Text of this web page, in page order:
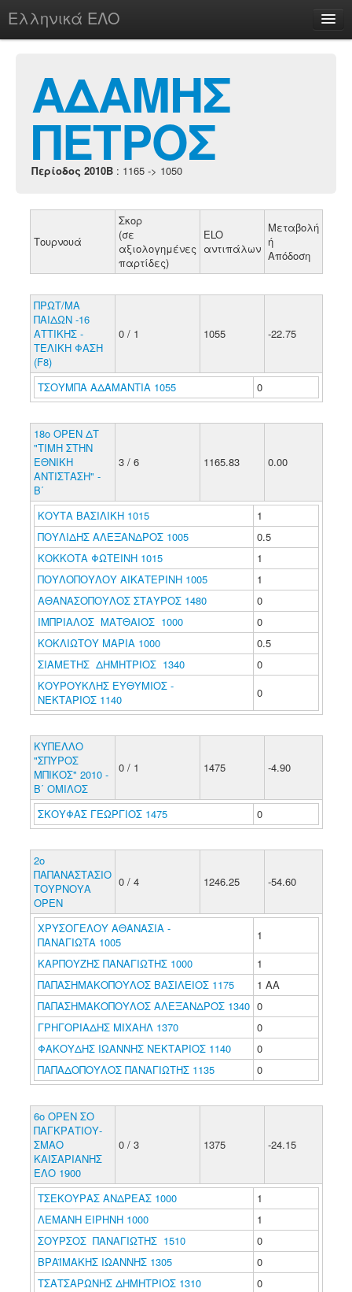
Ελληνικά ΕΛΟ
chesstu.be @ discord
Login
ΑΔΑΜΗΣ
ΠΕΤΡΟΣ
Περίοδος 2010B : 1165 -> 1050
Τουρνουά
Σκορ
(σε
αξιολογημένες
παρτίδες)
ELO
αντιπάλων
Μεταβολή
ή
Απόδοση
ΠΡΩΤ/ΜΑ
ΠΑΙΔΩΝ -16
ΑΤΤΙΚΗΣ -
ΤΕΛΙΚΗ ΦΑΣΗ
(F8)
0 / 1 1055 -22.75
ΤΣΟΥΜΠΑ ΑΔΑΜΑΝΤΙΑ 1055 0
18ο ΟΡΕΝ ΔΤ
"ΤΙΜΗ ΣΤΗΝ
ΕΘΝΙΚΗ
ΑΝΤΙΣΤΑΣΗ" -
Β΄
3 / 6 1165.83 0.00
ΚΟΥΤΑ ΒΑΣΙΛΙΚΗ 1015
1
ΠΟΥΛΙΔΗΣ ΑΛΕΞΑΝΔΡΟΣ 1005
0.5
ΚΟΚΚΟΤΑ ΦΩΤΕΙΝΗ 1015
1
ΠΟΥΛΟΠΟΥΛΟΥ ΑΙΚΑΤΕΡΙΝΗ 1005
1
ΑΘΑΝΑΣΟΠΟΥΛΟΣ ΣΤΑΥΡΟΣ 1480
0
ΙΜΠΡΙΑΛΟΣ ΜΑΤΘΑΙΟΣ 1000
0
ΚΟΚΛΙΩΤΟΥ ΜΑΡΙΑ 1000
0.5
ΣΙΑΜΕΤΗΣ ΔΗΜΗΤΡΙΟΣ 1340
0
ΚΟΥΡΟΥΚΛΗΣ ΕΥΘΥΜΙΟΣ -
ΝΕΚΤΑΡΙΟΣ 1140
0
ΚΥΠΕΛΛΟ
"ΣΠΥΡΟΣ
ΜΠΙΚΟΣ" 2010 -
Β΄ ΟΜΙΛΟΣ
0 / 1 1475 -4.90
ΣΚΟΥΦΑΣ ΓΕΩΡΓΙΟΣ 1475 0
2ο
ΠΑΠΑΝΑΣΤΑΣΙΟ
ΤΟΥΡΝΟΥΑ
ΟΡΕΝ
0 / 4 1246.25 -54.60
ΧΡΥΣΟΓΕΛΟΥ ΑΘΑΝΑΣΙΑ -
ΠΑΝΑΓΙΩΤΑ 1005
1
ΚΑΡΠΟΥΖΗΣ ΠΑΝΑΓΙΩΤΗΣ 1000
1
ΠΑΠΑΣΗΜΑΚΟΠΟΥΛΟΣ ΒΑΣΙΛΕΙΟΣ 1175
1 ΑΑ
ΠΑΠΑΣΗΜΑΚΟΠΟΥΛΟΣ ΑΛΕΞΑΝΔΡΟΣ 1340 0
ΓΡΗΓΟΡΙΑΔΗΣ ΜΙΧΑΗΛ 1370
0
ΦΑΚΟΥΔΗΣ ΙΩΑΝΝΗΣ ΝΕΚΤΑΡΙΟΣ 1140
0
ΠΑΠΑΔΟΠΟΥΛΟΣ ΠΑΝΑΓΙΩΤΗΣ 1135
0
6ο ΟΡΕΝ ΣΟ
ΠΑΓΚΡΑΤΙΟΥ-
ΣΜΑΟ
ΚΑΙΣΑΡΙΑΝΗΣ
ΕΛΟ 1900
0 / 3 1375 -24.15
ΤΣΕΚΟΥΡΑΣ ΑΝΔΡΕΑΣ 1000
1
ΛΕΜΑΝΗ ΕΙΡΗΝΗ 1000
1
ΣΟΥΡΣΟΣ ΠΑΝΑΓΙΩΤΗΣ 1510
0
ΒΡΑΪΜΑΚΗΣ ΙΩΑΝΝΗΣ 1305
0
ΤΣΑΤΣΑΡΩΝΗΣ ΔΗΜΗΤΡΙΟΣ 1310
0